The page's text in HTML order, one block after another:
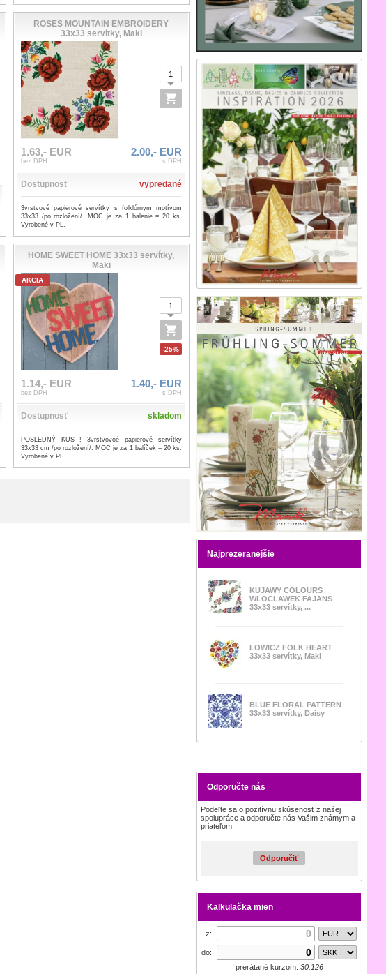
Najprezeranejšie
KUJAWY COLOURS
WLOCLAWEK FAJANS
33x33 servítky, ...
LOWICZ FOLK HEART
33x33 servítky, Maki
BLUE FLORAL PATTERN
33x33 servítky, Daisy
Odporučte nás
Podeľte sa o pozitívnu skúsenosť z našej
spolupráce a odporučte nás Vašim známym a
priateľom:
Odporučiť
Kalkulačka mien
z:
do:
prerátané kurzom: 30.126
ROSES MOUNTAIN EMBROIDERY
33x33 servítky, Maki
1.63,- EUR
bez DPH
2.00,- EUR
s DPH
Dostupnosť vypredané
3vrstvové papierové servítky s folklórnym motívom
33x33 /po rozložení/. MOC je za 1 balenie = 20 ks.
Vyrobené v PL.
HOME SWEET HOME 33x33 servítky,
Maki
AKCIA
-25%
1.14,- EUR
bez DPH
1.40,- EUR
s DPH
Dostupnosť skladom
POSLEDNÝ KUS ! 3vrstvovoé papierové servítky
33x33 cm /po rozložení/. MOC je za 1 balíček = 20 ks.
Vyrobené v PL.